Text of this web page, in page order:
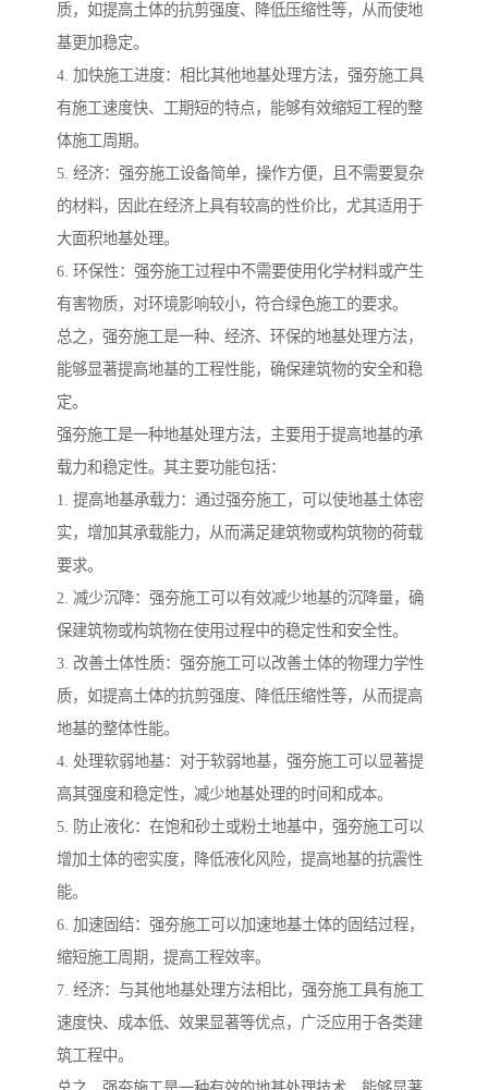
质，如提高土体的抗剪强度、降低压缩性等，从而使地
基更加稳定。
4. 加快施工进度：相比其他地基处理方法，强夯施工具
有施工速度快、工期短的特点，能够有效缩短工程的整
体施工周期。
5. 经济：强夯施工设备简单，操作方便，且不需要复杂
的材料，因此在经济上具有较高的性价比，尤其适用于
大面积地基处理。
6. 环保性：强夯施工过程中不需要使用化学材料或产生
有害物质，对环境影响较小，符合绿色施工的要求。
总之，强夯施工是一种、经济、环保的地基处理方法，
能够显著提高地基的工程性能，确保建筑物的安全和稳
定。
强夯施工是一种地基处理方法，主要用于提高地基的承
载力和稳定性。其主要功能包括：
1. 提高地基承载力：通过强夯施工，可以使地基土体密
实，增加其承载能力，从而满足建筑物或构筑物的荷载
要求。
2. 减少沉降：强夯施工可以有效减少地基的沉降量，确
保建筑物或构筑物在使用过程中的稳定性和安全性。
3. 改善土体性质：强夯施工可以改善土体的物理力学性
质，如提高土体的抗剪强度、降低压缩性等，从而提高
地基的整体性能。
4. 处理软弱地基：对于软弱地基，强夯施工可以显著提
高其强度和稳定性，减少地基处理的时间和成本。
5. 防止液化：在饱和砂土或粉土地基中，强夯施工可以
增加土体的密实度，降低液化风险，提高地基的抗震性
能。
6. 加速固结：强夯施工可以加速地基土体的固结过程，
缩短施工周期，提高工程效率。
7. 经济：与其他地基处理方法相比，强夯施工具有施工
速度快、成本低、效果显著等优点，广泛应用于各类建
筑工程中。